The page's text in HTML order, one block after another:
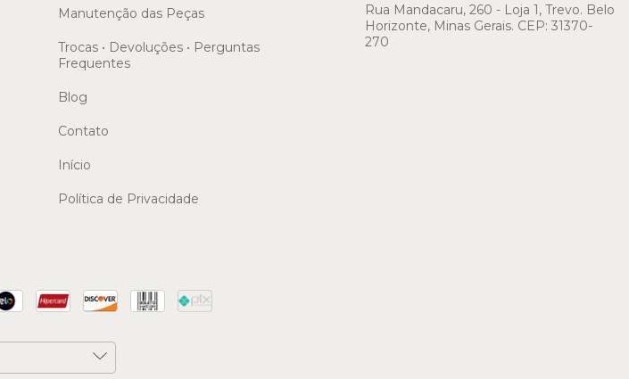
Manutenção das Peças
Trocas • Devoluções • Perguntas
Frequentes
Blog
Contato
Início
Política de Privacidade
Rua Mandacaru, 260 - Loja 1, Trevo. Belo
Horizonte, Minas Gerais. CEP: 31370-
270